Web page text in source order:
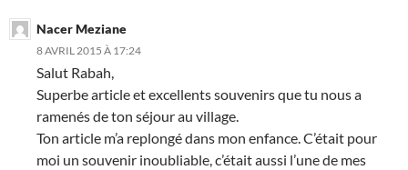
Nacer Meziane
8 AVRIL 2015 À 17:24
Salut Rabah,
Superbe article et excellents souvenirs que tu nous a
ramenés de ton séjour au village.
Ton article m’a replongé dans mon enfance. C’était pour
moi un souvenir inoubliable, c’était aussi l’une de mes